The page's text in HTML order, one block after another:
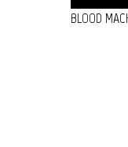
BLOOD